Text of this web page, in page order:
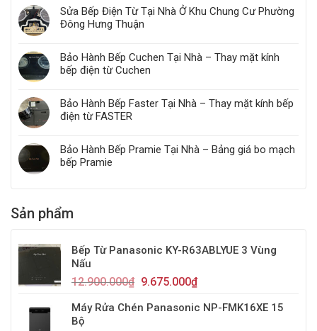
Sửa Bếp Điện Từ Tại Nhà Ở Khu Chung Cư Phường
Đông Hưng Thuận
Bảo Hành Bếp Cuchen Tại Nhà – Thay mặt kính
bếp điện từ Cuchen
Bảo Hành Bếp Faster Tại Nhà – Thay mặt kính bếp
điện từ FASTER
Bảo Hành Bếp Pramie Tại Nhà – Bảng giá bo mạch
bếp Pramie
Sản phẩm
Bếp Từ Panasonic KY-R63ABLYUE 3 Vùng
Nấu
12.900.000₫ 9.675.000₫
Máy Rửa Chén Panasonic NP-FMK16XE 15
Bộ